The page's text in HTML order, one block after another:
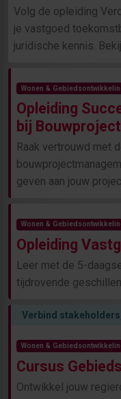
Volg de opleiding
je vastgoed
juridische kennis.
Wonen &
Opleiding
bij
Raak vertrouwd met
geven aan jouw
Wonen &
Opleiding
Leer met de 5-
tijdrovende
Verbind
Wonen &
Cursus
Ontwikkel jouw